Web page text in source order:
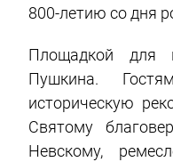
800-летию со дня
Площадкой для
Пушкина.
историческую
Святому
Невскому,